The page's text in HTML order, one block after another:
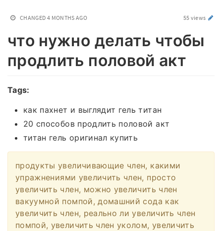
CHANGED 4 MONTHS AGO 55 views
что нужно делать чтобы
продлить половой акт
Tags:
как пахнет и выглядит гель титан
20 способов продлить половой акт
титан гель оригинал купить
продукты увеличивающие член, какими
упражнениями увеличить член, просто
увеличить член, можно увеличить член
вакуумной помпой, домашний сода как
увеличить член, реально ли увеличить член
помпой, увеличить член уколом, увеличить